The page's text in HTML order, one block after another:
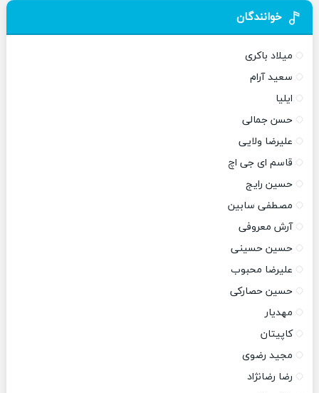
خوانندگان
میلاد باکری
سعید آرام
ایلیا
حسن جمالی
علیرضا ولایی
قاسم ای جی اچ
حسین رایج
مصطفی سابین
آرش معروفی
حسین حسینی
علیرضا محبوب
حسین حصارکی
مهدیار
کاپیتان
مجید رضوی
رضا رضانژاد